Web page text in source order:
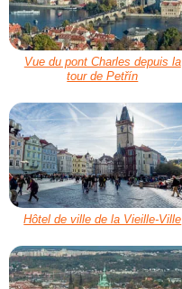
Vue du pont Charles depuis la
tour de Petřín
Hôtel de ville de la Vieille-Ville